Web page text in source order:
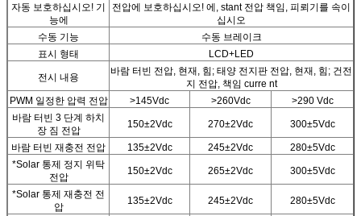
자동 보호하십시오! 기
능에
전압에 보호하십시오! 에, stant 전압 책임, 피뢰기를 속이
십시오
수동 기능
수동 브레이크
표시 형태
LCD+LED
전시 내용
바람 터빈 전압, 현재, 힘; 태양 전지판 전압, 현재, 힘; 건전
지 전압, 책임 curre nt
PWM 일정한 압력 전압
>145Vdc >260Vdc
>290 Vdc
바람 터빈 3 단계 하치
장 짐 전압
150±2Vdc 270±2Vdc 300±5Vdc
바람 터빈 재충전 전압 135±2Vdc 245±2Vdc
280±5Vdc
*Solar 통제 정지 위탁
전압
150±2Vdc 265±2Vdc 300±5Vdc
*Solar 통제 재충전 전
압
135±2Vdc 245±2Vdc 280±5Vdc